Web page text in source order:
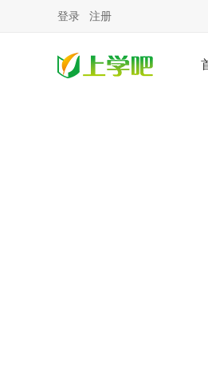
登录 注册